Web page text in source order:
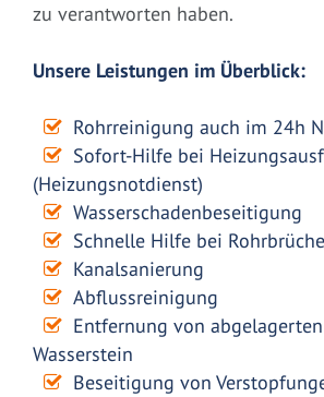
zu verantworten haben.
Unsere Leistungen im Überblick:
Rohrreinigung auch im 24h
Sofort-Hilfe bei
(Heizungsnotdienst)
Wasserschadenbeseitigung
Schnelle Hilfe bei
Kanalsanierung
Abflussreinigung
Entfernung von
Wasserstein
Beseitigung von